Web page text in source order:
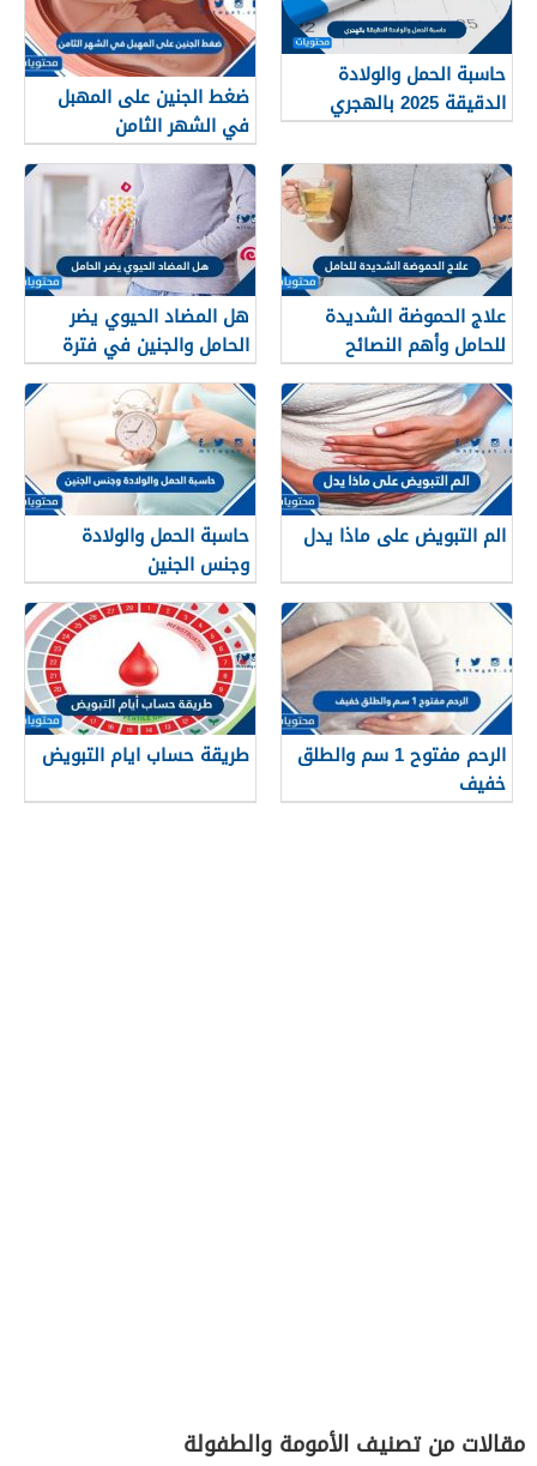
حاسبة الحمل والولادة
الدقيقة 2025 بالهجري
ضغط الجنين على المهبل
في الشهر الثامن
علاج الحموضة الشديدة
للحامل وأهم النصائح
للسيطرة على حموضة
المعدة
هل المضاد الحيوي يضر
الحامل والجنين في فترة
الحمل
الم التبويض على ماذا يدل
حاسبة الحمل والولادة
وجنس الجنين
الرحم مفتوح 1 سم والطلق
خفيف
طريقة حساب ايام التبويض
مقالات من تصنيف الأمومة والطفولة